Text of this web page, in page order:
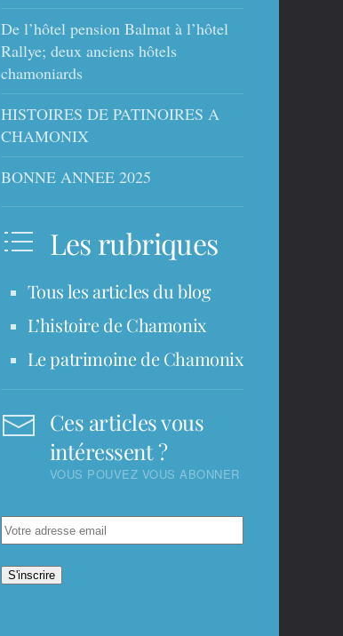
De l’hôtel pension Balmat à l’hôtel
Rallye; deux anciens hôtels
chamoniards
HISTOIRES DE PATINOIRES A
CHAMONIX
BONNE ANNEE 2025
Les rubriques
Tous les articles du blog
L’histoire de Chamonix
Le patrimoine de Chamonix
Ces articles vous
intéressent ?
VOUS POUVEZ VOUS ABONNER